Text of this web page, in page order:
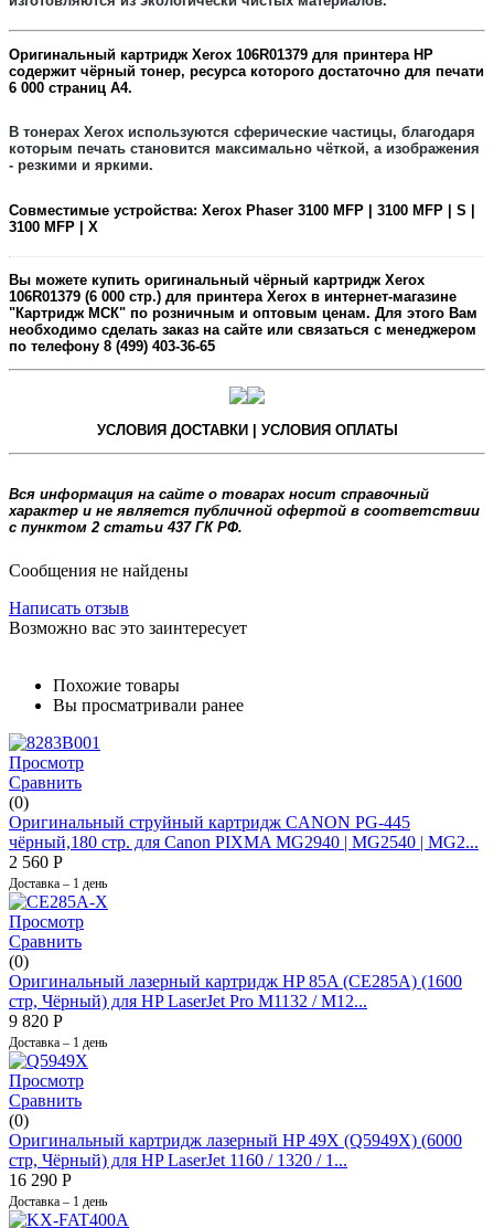
Оригинальный картридж Xerox 106R01379 для принтера HP
содержит чёрный тонер, ресурса которого достаточно для печати
6 000 страниц А4.
В тонерах Xerox используются сферические частицы, благодаря
которым печать становится максимально чёткой, а изображения
- резкими и яркими.
Совместимые устройства: Xerox Phaser 3100 MFP | 3100 MFP | S |
3100 MFP | X
Вы можете купить оригинальный чёрный картридж Xerox
106R01379 (6 000 стр.) для принтера Xerox в интернет-магазине
"Картридж МСК" по розничным и оптовым ценам. Для этого Вам
необходимо сделать заказ на сайте или связаться с менеджером
по телефону 8 (499) 403-36-65
УСЛОВИЯ ДОСТАВКИ | УСЛОВИЯ ОПЛАТЫ
Вся информация на сайте о товарах носит справочный
характер и не является публичной офертой в соответствии
с пунктом 2 статьи 437 ГК РФ.
Сообщения не найдены
Написать отзыв
Возможно вас это заинтересует
Похожие товары
Вы просматривали ранее
Просмотр
Сравнить
(0)
Оригинальный струйный картридж CANON PG-445
чёрный,180 стр. для Canon PIXMA MG2940 | MG2540 | MG2...
2 560 Р
Доставка – 1 день
Просмотр
Сравнить
(0)
Оригинальный лазерный картридж HP 85A (CE285A) (1600
стр, Чёрный) для HP LaserJet Pro M1132 / M12...
9 820 Р
Доставка – 1 день
Просмотр
Сравнить
(0)
Оригинальный картридж лазерный HP 49X (Q5949X) (6000
стр, Чёрный) для HP LaserJet 1160 / 1320 / 1...
16 290 Р
Доставка – 1 день